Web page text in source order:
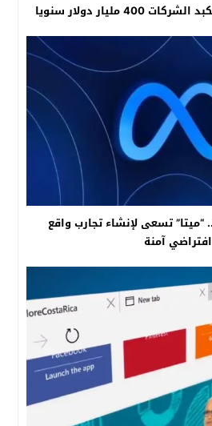
مليار دولار سنويا
“ميتا” تسعى لإنشاء تجارب واقع
افتراضي آمنة